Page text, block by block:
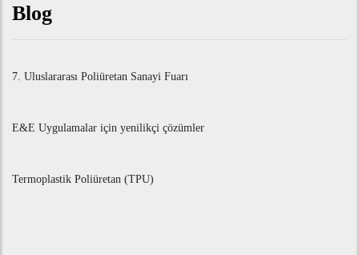
Blog
7. Uluslararası Poliüretan Sanayi Fuarı
E&E Uygulamalar için yenilikçi çözümler
Termoplastik Poliüretan (TPU)